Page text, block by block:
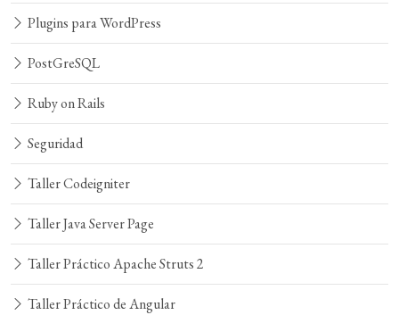
Plugins para WordPress
PostGreSQL
Ruby on Rails
Seguridad
Taller Codeigniter
Taller Java Server Page
Taller Práctico Apache Struts 2
Taller Práctico de Angular